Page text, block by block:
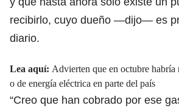
recibirlo, cuyo dueño —dijo— es
diario.
Lea aquí: Advierten que en octubre habría
o de energía eléctrica en parte del país
“Creo que han cobrado por ese